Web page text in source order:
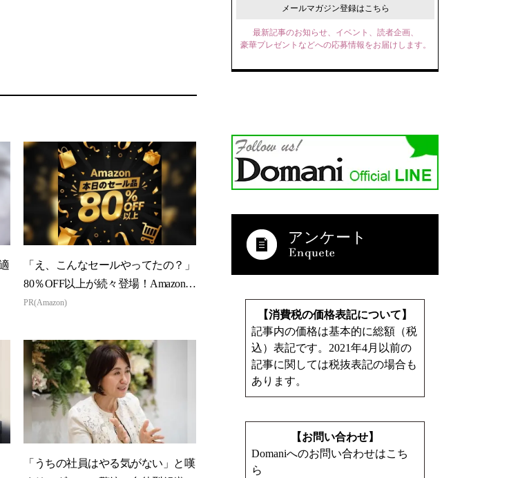
「え、こんなセールやってたの？」
80％OFF以上が続々登場！Amazonの
本気が...
PR(Amazon)
「うちの社員はやる気がない」と嘆
メールマガジン登録はこちら
最新記事のお知らせ、イベント、読者企画、
豪華プレゼントなどへの応募情報をお届けします。
アンケート
【消費税の価格表記について】
記事内の価格は基本的に総額（税
込）表記です。2021年4月以前の
記事に関しては税抜表記の場合も
あります。
【お問い合わせ】
Domaniへのお問い合わせはこち
ら